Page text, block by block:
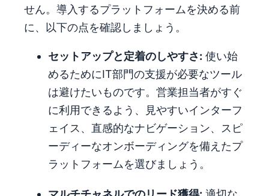
せん。導入するプラットフォームを決める前
に、以下の点を確認しましょう。
セットアップと定着のしやすさ: 使い始
めるためにIT部門の支援が必要なツール
は避けたいものです。営業担当者がすぐ
に利用できるよう、見やすいインターフ
ェイス、直感的なナビゲーション、スピ
ーディーなオンボーディングを備えたプ
ラットフォームを選びましょう。